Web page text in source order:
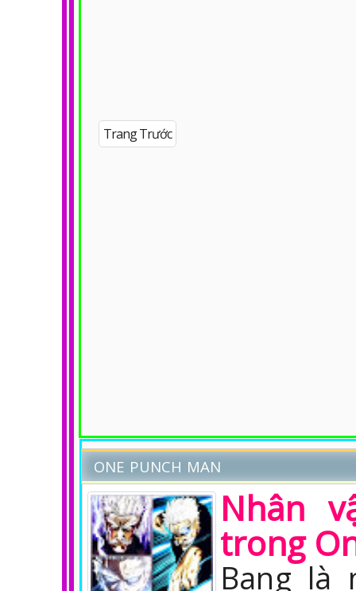
Trang Trước
ONE PUNCH MAN
Nhân
trong
Bang là